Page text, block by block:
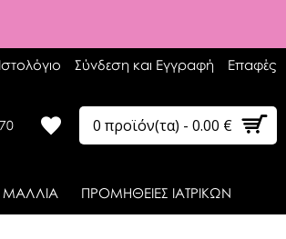
Ιστολόγιο Σύνδεση και Εγγραφή Επαφές
0 προϊόν(τα) - 0.00 €
ΜΑΛΛΙΑ ΠΡΟΜΗΘΕΙΕΣ ΙΑΤΡΙΚΩΝ